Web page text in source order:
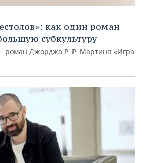
как один роман
субкультуру
роман Джорджа Р. Р. Мартина «Игра